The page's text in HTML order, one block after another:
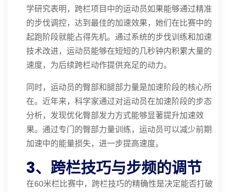
学研究表明，跨栏项目中的运动员如果能够通过精准
的步伐调控，达到最佳的加速效果，她们在比赛中的
起跑阶段就能占得先机。通过系统的步伐训练和加速
技术改进，运动员能够在短短的几秒钟内积累大量的
速度，为后续跨栏动作提供充足的动力。
同时，运动员的臀部和腿部力量是加速阶段的核心所
在。近年来，科学家通过对运动员在加速阶段的步态
分析，发现优化臀部发力方式能够显著提升加速效
果。通过专门的臀部力量训练，运动员可以减少前期
加速中的能量损失，进一步提高速度。
3、跨栏技巧与步频的调节
在60米栏比赛中，跨栏技巧的精确性是决定能否打破